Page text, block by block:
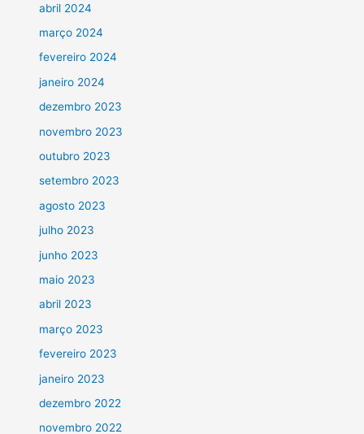
abril 2024
março 2024
fevereiro 2024
janeiro 2024
dezembro 2023
novembro 2023
outubro 2023
setembro 2023
agosto 2023
julho 2023
junho 2023
maio 2023
abril 2023
março 2023
fevereiro 2023
janeiro 2023
dezembro 2022
novembro 2022